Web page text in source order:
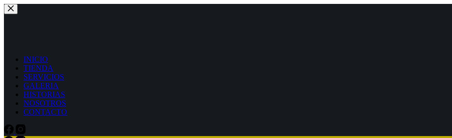
Saltar
al
INICIO
TIENDA
SERVICIOS
GALERIA
HISTORIAS
NOSOTROS
CONTACTO